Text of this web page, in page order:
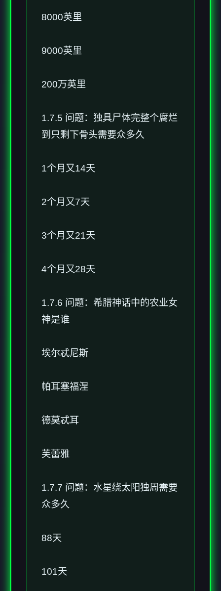
8000英里
9000英里
200万英里
1.7.5 问题：独具尸体完整个腐烂
到只剩下骨头需要众多久
1个月又14天
2个月又7天
3个月又21天
4个月又28天
1.7.6 问题：希腊神话中的农业女
神是谁
埃尔忒尼斯
帕耳塞福涅
德莫忒耳
芙蕾雅
1.7.7 问题：水星绕太阳独周需要
众多久
88天
101天